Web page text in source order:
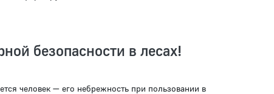
безопасности в лесах!
человек — его небрежность при пользовании в